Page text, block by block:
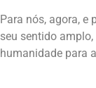
Para nós, agora, e
seu sentido
humanidade para